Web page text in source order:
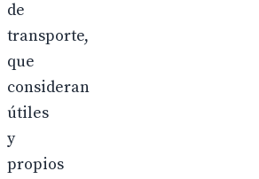
de
transporte,
que
consideran
útiles
y
propios